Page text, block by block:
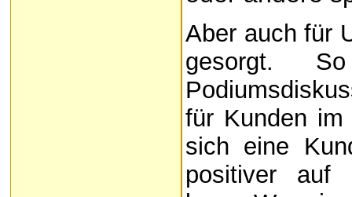
Aber auch für
gesorgt.
für Kunden im
sich eine
positiver auf